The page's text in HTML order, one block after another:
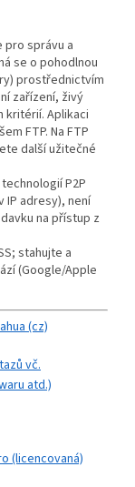
pro správu a
se o pohodlnou
prostřednictvím
zařízení, živý
kritérií. Aplikaci
FTP. Na FTP
další užitečné
P2P
IP adresy), není
na přístup z
stahujte a
(Google/Apple
(cz)
vč.
atd.)
(licencovaná)